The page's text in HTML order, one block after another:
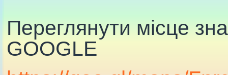
Переглянути місце
GOOGLE